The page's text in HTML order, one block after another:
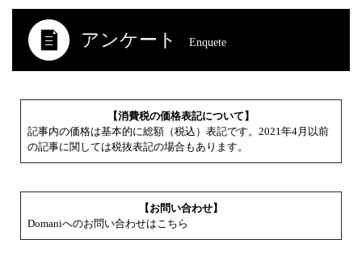
アンケート Enquete
【消費税の価格表記について】
記事内の価格は基本的に総額（税込）表記です。2021年4月以前
の記事に関しては税抜表記の場合もあります。
【お問い合わせ】
Domaniへのお問い合わせはこちら